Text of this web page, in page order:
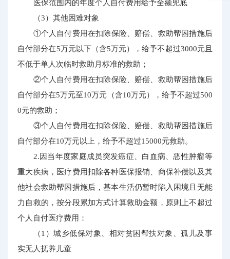
医保范围内的年度个人自付费用给予全额兜底
（3）其他困难对象
①个人自付费用在扣除保险、赔偿、救助帮困措施后
自付部分在5万元以下（含5万元），给予不超过3000元且
不低于单人次临时救助月标准的救助；
②个人自付费用在扣除保险、赔偿、救助帮困措施后
自付部分在5万元至10万元（含10万元），给予不超过500
0元的救助；
③个人自付费用在扣除保险、赔偿、救助帮困措施后
自付部分在10万元以上，给予不超过15000元救助。
2.因当年度家庭成员突发癌症、白血病、恶性肿瘤等
重大疾病，医疗费用扣除各种医保报销、商保补偿以及其
他社会救助帮困措施后，基本生活仍暂时陷入困境且无能
力自救的，按分段累加方式计算救助金额，原则上不超过
个人自付医疗费用：
（1）城乡低保对象、相对贫困帮扶对象、孤儿及事
实无人抚养儿童